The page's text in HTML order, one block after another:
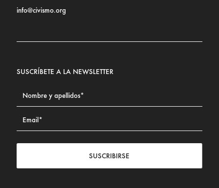
info@civismo.org
SUSCRÍBETE A LA NEWSLETTER
SUSCRIBIRSE